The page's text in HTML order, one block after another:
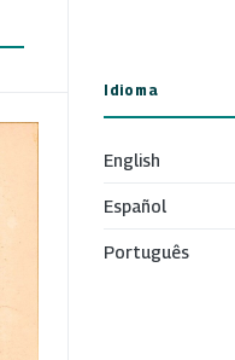
Idioma
English
Español
Português